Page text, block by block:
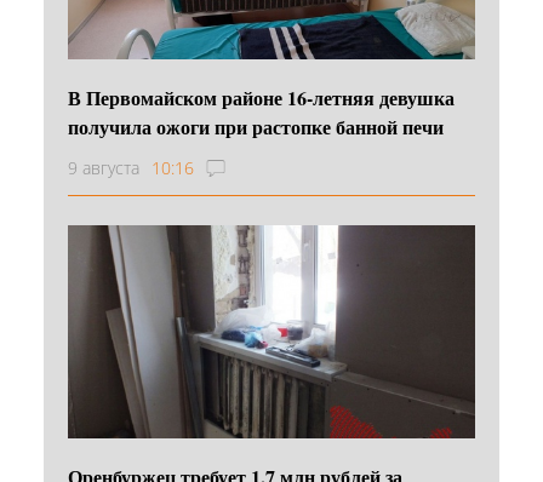
В Первомайском районе 16‑летняя девушка
получила ожоги при растопке банной печи
9 августа 10:16
Оренбуржец требует 1,7 млн рублей за